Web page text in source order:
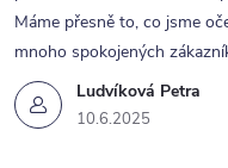
Ludvíková Petra
10.6.2025
Máme přesně to, co jsme
mnoho spokojených